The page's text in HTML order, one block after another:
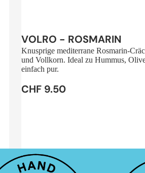
VOLRO - ROSMARIN
Knusprige mediterrane Rosmarin-
und Vollkorn. Ideal zu Hummus,
einfach pur.
CHF 9.50